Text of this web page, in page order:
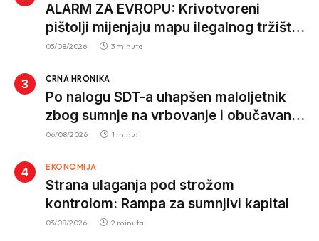
ALARM ZA EVROPU: Krivotvoreni
pištolji mijenjaju mapu ilegalnog tržišta,
istrage ukazuju na proizvodnju van EU
03/08/2026 3 minuta
CRNA HRONIKA
Po nalogu SDT-a uhapšen maloljetnik
zbog sumnje na vrbovanje i obučavanje
za izvršenje terorističkih djela
06/08/2026 1 minut
EKONOMIJA
Strana ulaganja pod strožom
kontrolom: Rampa za sumnjivi kapital
03/08/2026 2 minuta